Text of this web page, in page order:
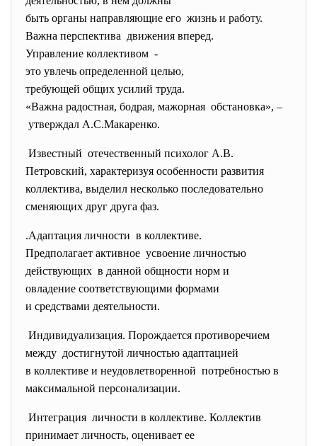
быть органы направляющие его жизнь и работу.
Важна перспектива движения вперед.
Управление коллективом -
это увлечь определенной целью,
требующей общих усилий труда.
«Важна радостная, бодрая, мажорная обстановка», –
утверждал А.С.Макаренко.
Известный отечественный психолог А.В.
Петровский, характеризуя особенности развития
коллектива, выделил несколько последовательно
сменяющих друг друга фаз.
.Адаптация личности в коллективе.
Предполагает активное усвоение личностью
действующих в данной общности норм и
овладение соответствующими формами
и средствами деятельности.
Индивидуализация. Порождается противоречием
между достигнутой личностью адаптацией
в коллективе и неудовлетворенной потребностью в
максимальной персонализации.
Интеграция личности в коллективе. Коллектив
принимает личность, оценивает ее